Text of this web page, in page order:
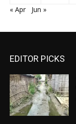
« Apr
Jun »
EDITOR PICKS